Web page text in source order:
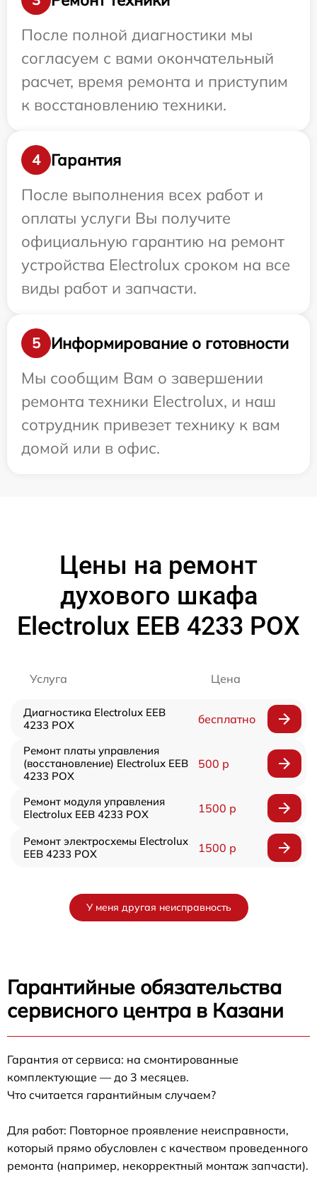
После полной диагностики мы
согласуем с вами окончательный
расчет, время ремонта и приступим
к восстановлению техники.
4
Гарантия
После выполнения всех работ и
оплаты услуги Вы получите
официальную гарантию на ремонт
устройства Electrolux сроком на все
виды работ и запчасти.
5
Информирование о готовности
Мы сообщим Вам о завершении
ремонта техники Electrolux, и наш
сотрудник привезет технику к вам
домой или в офис.
Цены на ремонт
духового шкафа
Electrolux EEB 4233 POX
Услуга Цена
Диагностика Electrolux EEB
4233 POX
бесплатно
Ремонт платы управления
(восстановление) Electrolux EEB
4233 POX
500 р
Ремонт модуля управления
Electrolux EEB 4233 POX
1500 р
Ремонт электросхемы Electrolux
EEB 4233 POX
1500 р
У меня другая неисправность
Гарантийные обязательства
сервисного центра в Казани
Гарантия от сервиса: на смонтированные
комплектующие — до 3 месяцев.
Что считается гарантийным случаем?
Для работ: Повторное проявление неисправности,
который прямо обусловлен с качеством проведенного
ремонта (например, некорректный монтаж запчасти).